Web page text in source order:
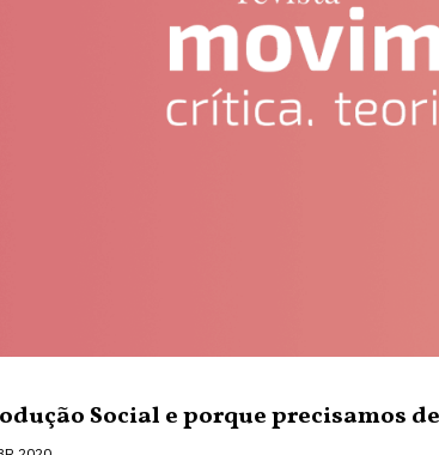
Social e porque precisamos